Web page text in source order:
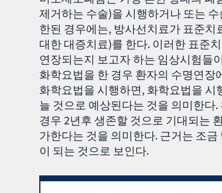
제거하는 수술)을 시행하거나 또는
한된 경우에는, 방사선치료가 표준
대한 대증치료)를 한다. 이러한 표준
연장되는지 보고자 하는 임상시험들
화학요법을 한 경우 환자의 수명연장
화학요법을 시행하면, 화학요법을 시
늘 것으로 예상된다는 것을 의미한
경우 2년후 생존할 것으로 기대되는
가한다는 것을 의미한다. 근거는 조
이 되는 것으로 보인다.